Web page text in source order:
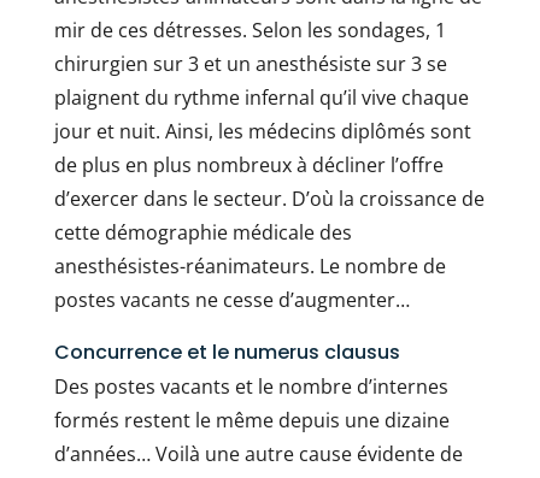
mir de ces détresses. Selon les sondages, 1
chirurgien sur 3 et un anesthésiste sur 3 se
plaignent du rythme infernal qu’il vive chaque
jour et nuit. Ainsi, les médecins diplômés sont
de plus en plus nombreux à décliner l’offre
d’exercer dans le secteur. D’où la croissance de
cette démographie médicale des
anesthésistes-réanimateurs. Le nombre de
postes vacants ne cesse d’augmenter…
Concurrence et le numerus clausus
Des postes vacants et le nombre d’internes
formés restent le même depuis une dizaine
d’années… Voilà une autre cause évidente de